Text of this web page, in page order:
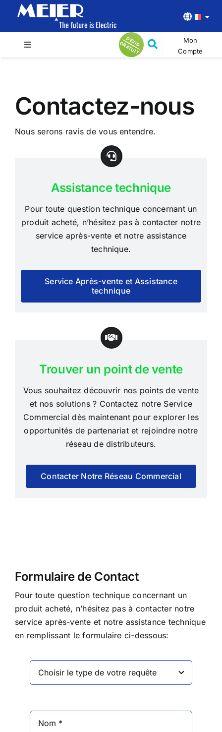
Passer
contenu
Toggle
Produits
Actualités
D
E
V
IS G
R
A
T
U
IT
Mon
Compte
Contactez-nous
Nous serons ravis de vous entendre.
Assistance technique
Pour toute question technique concernant un
produit acheté, n’hésitez pas à contacter notre
service après-vente et notre assistance
technique.
Service Après-vente et Assistance
technique
Trouver un point de vente
Vous souhaitez découvrir nos points de vente
et nos solutions ? Contactez notre Service
Commercial dès maintenant pour explorer les
opportunités de partenariat et rejoindre notre
réseau de distributeurs.
Contacter Notre Réseau Commercial
Formulaire de Contact
Pour toute question technique concernant un
produit acheté, n’hésitez pas à contacter notre
service après-vente et notre assistance technique
en remplissant le formulaire ci-dessous: